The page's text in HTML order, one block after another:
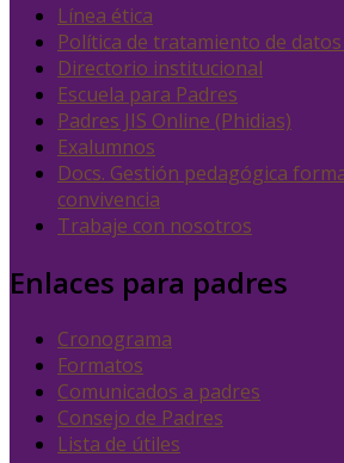
Línea ética
Política de tratamiento de
Directorio institucional
Escuela para Padres
Padres JIS Online (Phidias)
Exalumnos
Docs. Gestión pedagógica
convivencia
Trabaje con nosotros
Enlaces para padres
Cronograma
Formatos
Comunicados a padres
Consejo de Padres
Lista de útiles